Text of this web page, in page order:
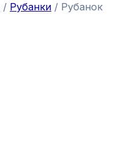
/ Рубанки / Рубанок